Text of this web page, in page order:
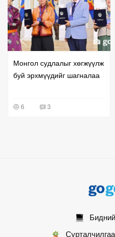
Монгол судлалыг хөгжүүлж
буй эрхмүүдийг шагналаа
6 3